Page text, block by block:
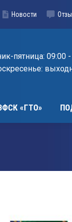
Новости
пятница: 09:00
«ГТО»
ВФСК